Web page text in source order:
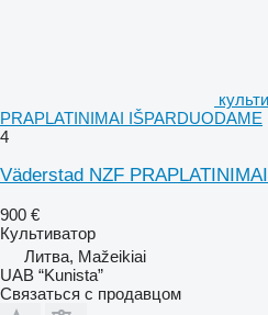
PRAPLATINIMAI IŠPARDUODAME
4
Väderstad NZF
900 €
Культиватор
Литва, Mažeikiai
UAB “Kunista”
Связаться с продавцом